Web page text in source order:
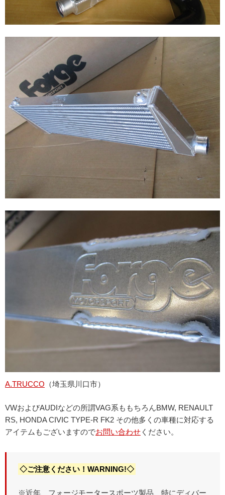
A.TRUCCO （埼玉県川口市）
VWおよびAUDIなどの所謂VAG系ももちろんBMW, RENAULT
RS, HONDA CIVIC TYPE-R FK2 その他多くの車種に対応する
アイテムもございますのでお問い合わせ ください。
◇ご注意ください！WARNING!◇
※近年、フォージモータースポーツ製品、特にディバー